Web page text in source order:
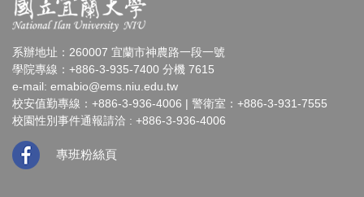
系辦地址：260007 宜蘭市神農路一段一號
學院專線：+886-3-935-7400 分機 7615
e-mail: emabio@ems.niu.edu.tw
校安值勤專線：+886-3-936-4006 | 警衛室：+886-3-931-7555
校園性別事件通報請洽 : +886-3-936-4006
專班粉絲頁